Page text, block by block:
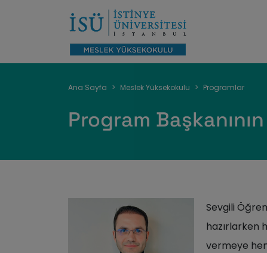
Sayfa
yolu
Ana Sayfa Meslek Yüksekokulu Programlar
Program
Sevgili
hazırlarken
vermeye